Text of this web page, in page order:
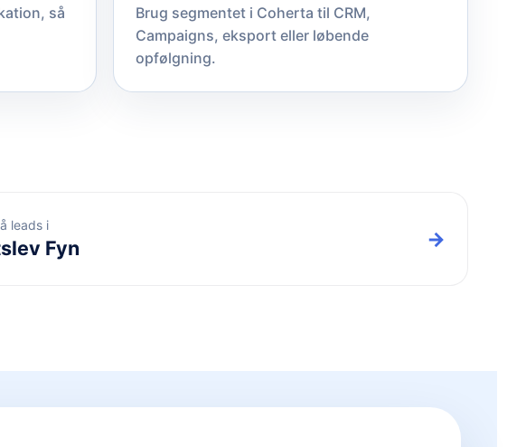
så
Brug segmentet i Coherta til CRM,
Campaigns, eksport eller løbende
opfølgning.
leads i
Fyn →